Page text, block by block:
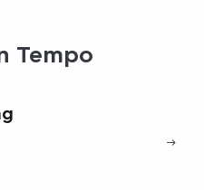
Tempo